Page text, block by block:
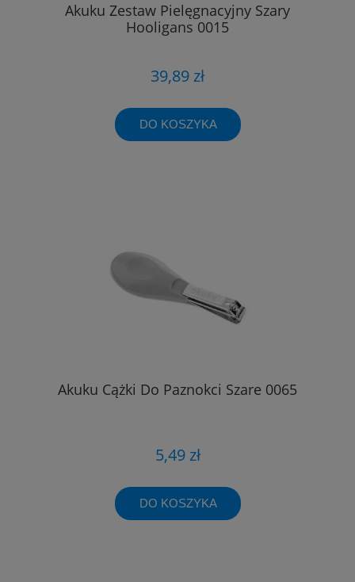
Akuku Zestaw Pielęgnacyjny Szary
Hooligans 0015
39,89 zł
DO KOSZYKA
Akuku Cążki Do Paznokci Szare 0065
5,49 zł
DO KOSZYKA